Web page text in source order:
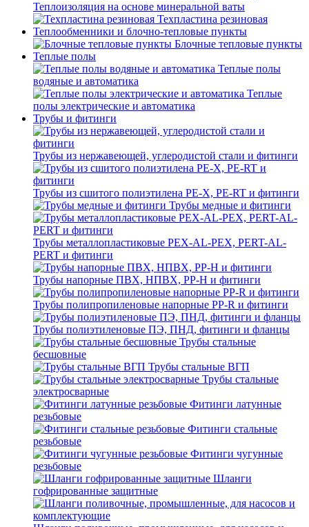
Теплоизоляция на основе минеральной ваты
Техпластина резиновая
Теплообменники и блочно-тепловые пункты
Блочные тепловые пункты
Теплые полы
Теплые полы
водяные и автоматика
Теплые
полы электрические и автоматика
Трубы и фитинги
Трубы из нержавеющей, углеродистой стали и фитинги
Трубы из сшитого полиэтилена PE-X, PE-RT и фитинги
Трубы медные и фитинги
Трубы металлопластиковые PEX-AL-PEX, PERT-AL-
PERT и фитинги
Трубы напорные ПВХ, НПВХ, PP-H и фитинги
Трубы полипропиленовые напорные PP-R и фитинги
Трубы полиэтиленовые ПЭ, ПНД, фитинги и фланцы
Трубы стальные
бесшовные
Трубы стальные ВГП
Трубы стальные
электросварные
Фитинги латунные
резьбовые
Фитинги стальные
резьбовые
Фитинги чугунные
резьбовые
Шланги
гофрированные защитные